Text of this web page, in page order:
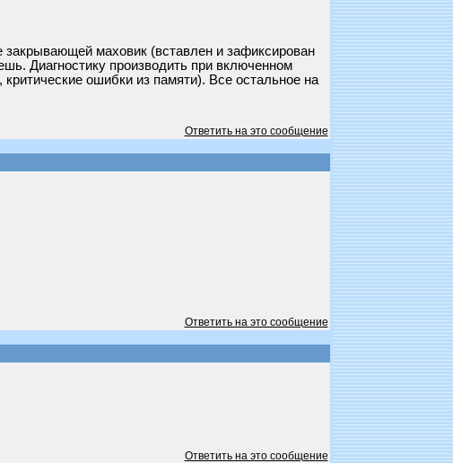
закрывающей маховик (вставлен и зафиксирован
Диагностику производить при включенном
ошибки из памяти). Все остальное на
Ответить на это сообщение
Ответить на это сообщение
Ответить на это сообщение